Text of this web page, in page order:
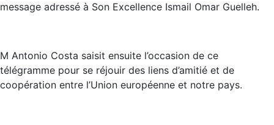
message adressé à Son Excellence Ismail Omar Guelleh.
M Antonio Costa saisit ensuite l’occasion de ce
télégramme pour se réjouir des liens d’amitié et de
coopération entre l’Union européenne et notre pays.